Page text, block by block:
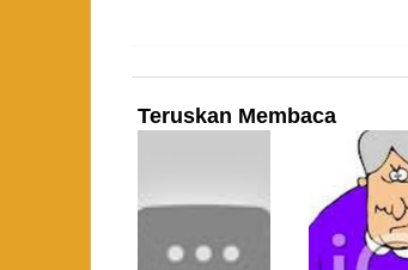
Teruskan Membaca